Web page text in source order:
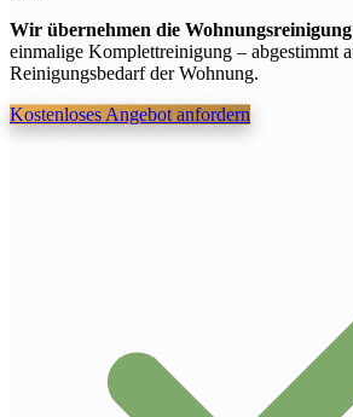
Wir übernehmen die
einmalige Komplettreinigung – abgestimmt
Reinigungsbedarf der Wohnung.
Kostenloses Angebot anfordern